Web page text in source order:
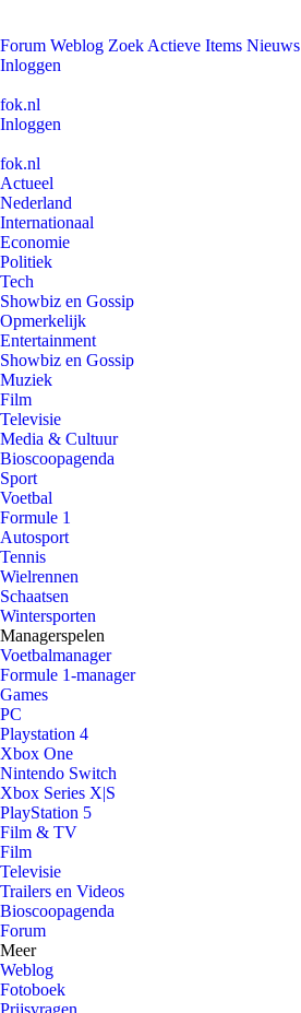
Forum Weblog Zoek Actieve Items Nieuws
Inloggen
fok.nl
Inloggen
fok.nl
Actueel
Nederland
Internationaal
Economie
Politiek
Tech
Showbiz en Gossip
Opmerkelijk
Entertainment
Showbiz en Gossip
Muziek
Film
Televisie
Media & Cultuur
Bioscoopagenda
Sport
Voetbal
Formule 1
Autosport
Tennis
Wielrennen
Schaatsen
Wintersporten
Managerspelen
Voetbalmanager
Formule 1-manager
Games
PC
Playstation 4
Xbox One
Nintendo Switch
Xbox Series X|S
PlayStation 5
Film & TV
Film
Televisie
Trailers en Videos
Bioscoopagenda
Forum
Meer
Weblog
Fotoboek
Prijsvragen